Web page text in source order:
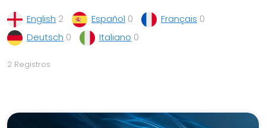
English 2 Español 0 Français 0
Deutsch 0 Italiano 0
2 Registros